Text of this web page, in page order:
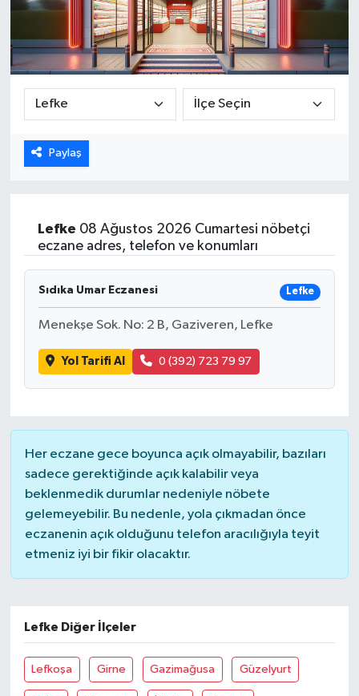
Paylaş
Lefke 08 Ağustos 2026 Cumartesi nöbetçi
eczane adres, telefon ve konumları
Sıdıka Umar Eczanesi Lefke
Menekşe Sok. No: 2 B, Gaziveren, Lefke
Yol Tarifi Al 0 (392) 723 79 97
Her eczane gece boyunca açık olmayabilir, bazıları
sadece gerektiğinde açık kalabilir veya
beklenmedik durumlar nedeniyle nöbete
gelemeyebilir. Bu nedenle, yola çıkmadan önce
eczanenin açık olduğunu telefon aracılığıyla teyit
etmeniz iyi bir fikir olacaktır.
Lefke Diğer İlçeler
Lefkoşa Girne Gazimağusa Güzelyurt